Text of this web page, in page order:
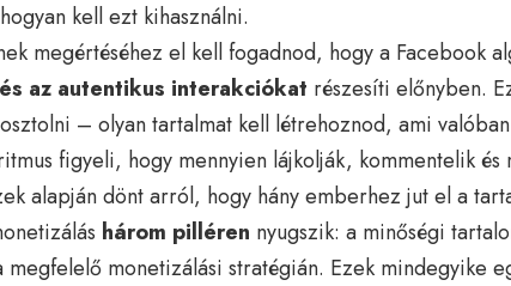
kell ezt kihasználni.
megértéséhez el kell fogadnod, hogy a Facebook
az autentikus interakciókat részesíti előnyben.
– olyan tartalmat kell létrehoznod, ami
figyeli, hogy mennyien lájkolják, kommentelik és
alapján dönt arról, hogy hány emberhez jut el a
három pilléren nyugszik: a minőségi
megfelelő monetizálási stratégián. Ezek mindegyike